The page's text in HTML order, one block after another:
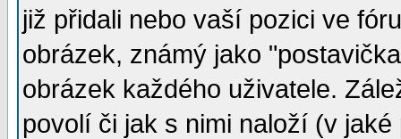
již přidali nebo vaší pozici ve
obrázek, známý jako
obrázek každého uživatele.
povolí či jak s nimi naloží (v